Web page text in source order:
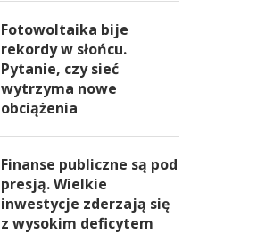
Fotowoltaika bije
rekordy w słońcu.
Pytanie, czy sieć
wytrzyma nowe
obciążenia
Finanse publiczne są pod
presją. Wielkie
inwestycje zderzają się
z wysokim deficytem